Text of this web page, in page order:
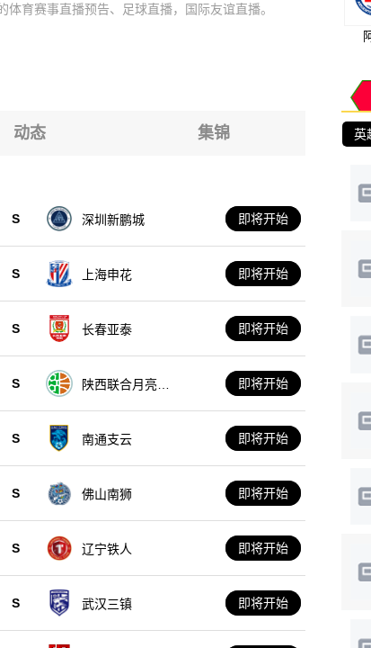
育赛事直播预告、足球直播，国际友谊直播。
动态 集锦
S 深圳新鹏城 即将开始
S 上海申花 即将开始
S 长春亚泰 即将开始
S
陕西联合月亮泊
即将开始
S 南通支云 即将开始
S 佛山南狮 即将开始
S 辽宁铁人 即将开始
S 武汉三镇 即将开始
英